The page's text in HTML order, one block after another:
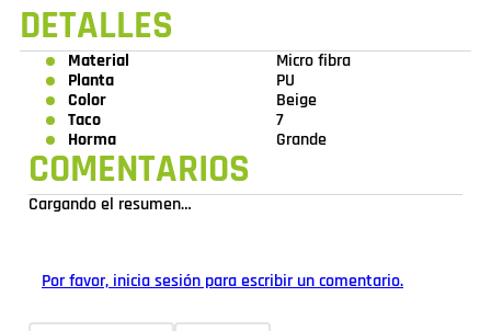
DETALLES
Material
Micro fibra
Planta
PU
Color
Beige
Taco
7
Horma
Grande
COMENTARIOS
Cargando el resumen…
Por favor, inicia sesión para escribir un comentario.